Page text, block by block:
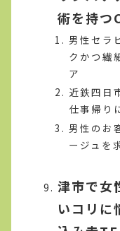
術を持
男性セラ
クかつ繊
ア
近鉄四日
仕事帰り
男性のお
ージュを
津市で女
いコリに